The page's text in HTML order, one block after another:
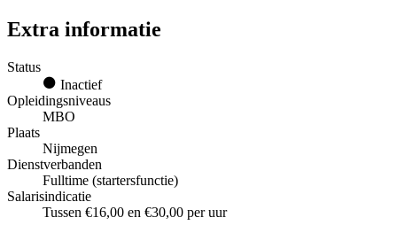
Extra informatie
Status
Inactief
Opleidingsniveaus
MBO
Plaats
Nijmegen
Dienstverbanden
Fulltime (startersfunctie)
Salarisindicatie
Tussen €16,00 en €30,00 per uur